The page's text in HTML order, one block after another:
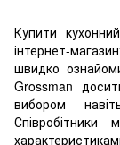
Купити
інтернет-
швидко
Grossman
вибором
Співробітники